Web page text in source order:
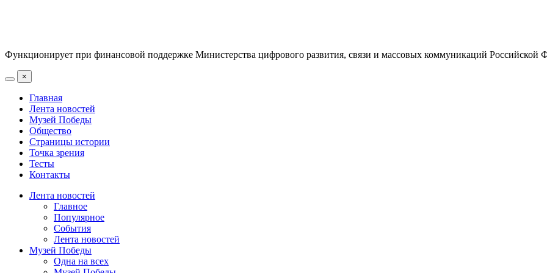
Функционирует при финансовой поддержке Министерства цифрового развития, связи и массовых коммуникаций Российской
×
Главная
Лента новостей
Музей Победы
Общество
Страницы истории
Точка зрения
Тесты
Контакты
Лента новостей
Главное
Популярное
События
Лента новостей
Музей Победы
Одна на всех